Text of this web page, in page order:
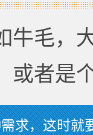
牛毛，
或者是
求，这时就